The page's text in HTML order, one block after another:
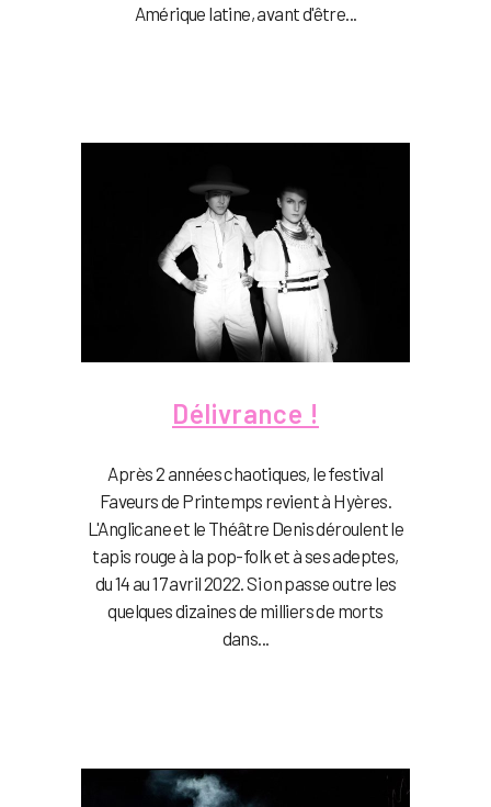
Amérique latine, avant d'être...
Délivrance !
Après 2 années chaotiques, le festival
Faveurs de Printemps revient à Hyères.
L'Anglicane et le Théâtre Denis déroulent le
tapis rouge à la pop-folk et à ses adeptes,
du 14 au 17 avril 2022. Si on passe outre les
quelques dizaines de milliers de morts
dans...